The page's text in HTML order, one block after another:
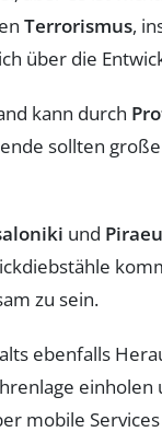
Terrorismus,
über die
kann durch
sollten
und
zu sein.
ebenfalls
mobile